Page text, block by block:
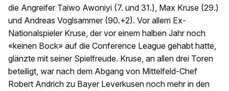
die Angreifer Taiwo Awoniyi (7. und 31.), Max Kruse (29.)
und Andreas Voglsammer (90.+2). Vor allem Ex-
Nationalspieler Kruse, der vor einem halben Jahr noch
«keinen Bock» auf die Conference League gehabt hatte,
glänzte mit seiner Spielfreude. Kruse, an allen drei Toren
beteiligt, war nach dem Abgang von Mittelfeld-Chef
Robert Andrich zu Bayer Leverkusen noch mehr in den